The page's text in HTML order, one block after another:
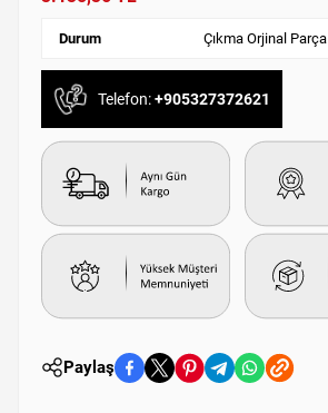
Durum Çıkma Orjinal Parça
Telefon:+905327372621
Paylaş